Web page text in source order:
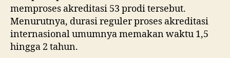
memproses akreditasi 53 prodi tersebut.
Menurutnya, durasi reguler proses akreditasi
internasional umumnya memakan waktu 1,5
hingga 2 tahun.